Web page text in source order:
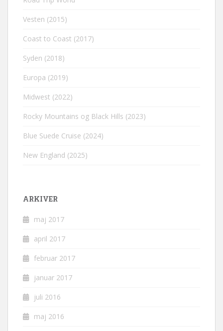
Vesten (2015)
Coast to Coast (2017)
Syden (2018)
Europa (2019)
Midwest (2022)
Rocky Mountains og Black Hills (2023)
Blue Suede Cruise (2024)
New England (2025)
ARKIVER
maj 2017
april 2017
februar 2017
januar 2017
juli 2016
maj 2016